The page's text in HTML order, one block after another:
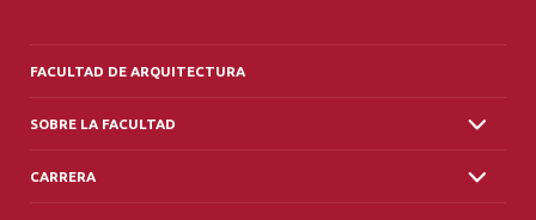
FACULTAD DE ARQUITECTURA
SOBRE LA FACULTAD
CARRERA